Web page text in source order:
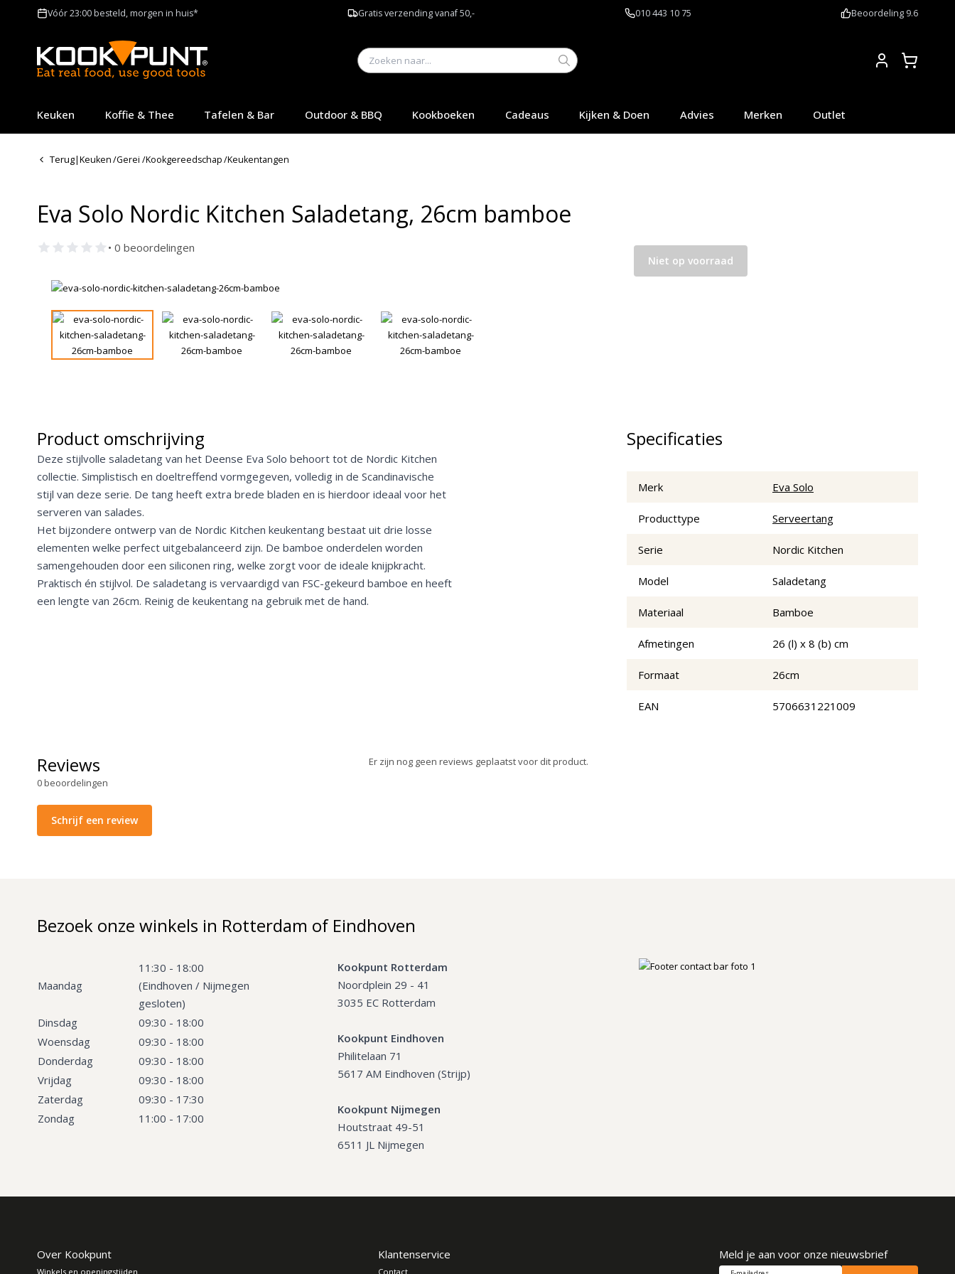
Vóór 23:00 besteld, morgen in huis* Gratis verzending vanaf 50,- 010 443 10 75 Beoordeling 9.6
Keuken Koffie & Thee Tafelen & Bar Outdoor & BBQ Kookboeken Cadeaus Kijken & Doen Advies Merken Outlet
Terug|Keuken/Gerei /Kookgereedschap/Keukentangen
Eva Solo Nordic Kitchen Saladetang, 26cm bamboe
• 0 beoordelingen
Niet op voorraad
Product omschrijving
Deze stijlvolle saladetang van het Deense Eva Solo behoort tot de Nordic Kitchen
collectie. Simplistisch en doeltreffend vormgegeven, volledig in de Scandinavische
stijl van deze serie. De tang heeft extra brede bladen en is hierdoor ideaal voor het
serveren van salades.
Het bijzondere ontwerp van de Nordic Kitchen keukentang bestaat uit drie losse
elementen welke perfect uitgebalanceerd zijn. De bamboe onderdelen worden
samengehouden door een siliconen ring, welke zorgt voor de ideale knijpkracht.
Praktisch én stijlvol. De saladetang is vervaardigd van FSC-gekeurd bamboe en heeft
een lengte van 26cm. Reinig de keukentang na gebruik met de hand.
Specificaties
Merk Eva Solo
Producttype Serveertang
Serie Nordic Kitchen
Model Saladetang
Materiaal Bamboe
Afmetingen 26 (l) x 8 (b) cm
Formaat 26cm
EAN 5706631221009
Reviews
0beoordelingen
Schrijf een review
Er zijn nog geen reviews geplaatst voor dit product.
Bezoek onze winkels in Rotterdam of Eindhoven
Maandag
11:30 - 18:00
(Eindhoven / Nijmegen
gesloten)
Dinsdag
09:30 - 18:00
Woensdag
09:30 - 18:00
Donderdag
09:30 - 18:00
Vrijdag
09:30 - 18:00
Zaterdag
09:30 - 17:30
Zondag
11:00 - 17:00
Kookpunt Rotterdam
Noordplein 29 - 41
3035 EC Rotterdam
Kookpunt Eindhoven
Philitelaan 71
5617 AM Eindhoven (Strijp)
Kookpunt Nijmegen
Houtstraat 49-51
6511 JL Nijmegen
Over Kookpunt
Winkels en openingstijden
Klantenservice
Contact
Meld je aan voor onze nieuwsbrief